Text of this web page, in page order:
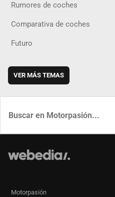
Rumores de coches
Comparativa de coches
Futuro
VER MÁS TEMAS
Motorpasión